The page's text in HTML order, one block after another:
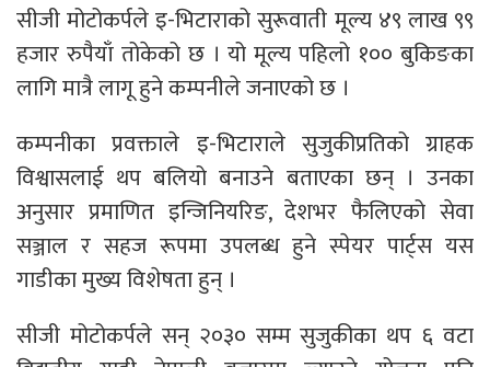
सीजी मोटोकर्पले इ-भिटाराको सुरूवाती मूल्य ४९ लाख ९९
हजार रुपैयाँ तोकेको छ । यो मूल्य पहिलो १०० बुकिङका
लागि मात्रै लागू हुने कम्पनीले जनाएको छ ।
कम्पनीका प्रवक्ताले इ-भिटाराले सुजुकीप्रतिको ग्राहक
विश्वासलाई थप बलियो बनाउने बताएका छन् । उनका
अनुसार प्रमाणित इन्जिनियरिङ, देशभर फैलिएको सेवा
सञ्जाल र सहज रूपमा उपलब्ध हुने स्पेयर पार्ट्स यस
गाडीका मुख्य विशेषता हुन् ।
सीजी मोटोकर्पले सन् २०३० सम्म सुजुकीका थप ६ वटा